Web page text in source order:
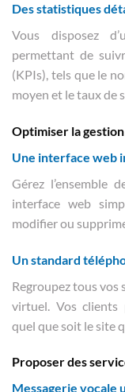
Des statistiques
Vous disposez
permettant de
(KPIs), tels que le
moyen et le taux de
Optimiser la
Une interface web
Gérez l’ensemble
interface web
modifier ou
Un standard
Regroupez tous
virtuel. Vos clients
quel que soit le site
Proposer des
Messagerie vocale